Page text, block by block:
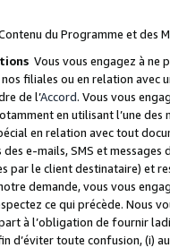
du Programme et des
Vous vous engagez à ne
filiales ou en relation avec
de l’Accord. Vous vous
en utilisant l’une
en relation avec tout
e-mails, SMS et
par le client destinataire) et
demande, vous vous
ce qui précède. Nous
à l’obligation de fournir
d’éviter toute confusion, (i)